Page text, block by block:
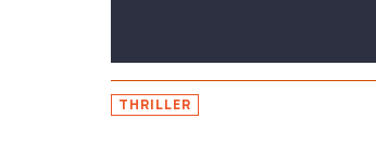
THRILLER